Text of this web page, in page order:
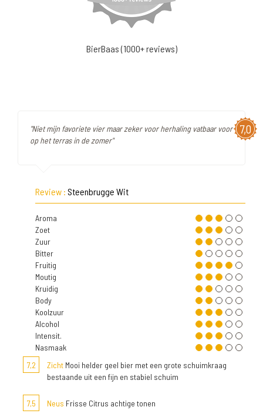
BierBaas (1000+ reviews)
7,0
"Niet mijn favoriete vier maar zeker voor herhaling vatbaar voor
op het terras in de zomer"
Review : Steenbrugge Wit
Aroma
Zoet
Zuur
Bitter
Fruitig
Moutig
Kruidig
Body
Koolzuur
Alcohol
Intensit.
Nasmaak
7,2
Zicht Mooi helder geel bier met een grote schuimkraag
bestaande uit een fijn en stabiel schuim
7,5 Neus Frisse Citrus achtige tonen